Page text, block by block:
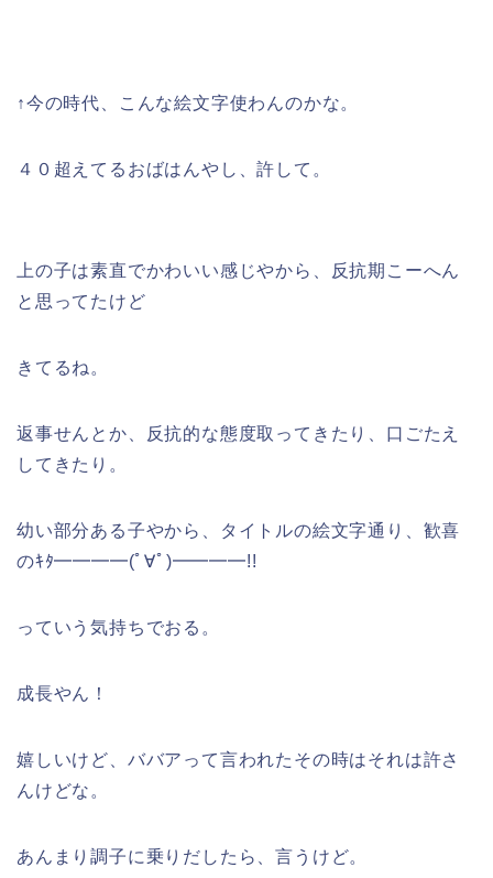
↑今の時代、こんな絵文字使わんのかな。
４０超えてるおばはんやし、許して。
上の子は素直でかわいい感じやから、反抗期こーへん
と思ってたけど
きてるね。
返事せんとか、反抗的な態度取ってきたり、口ごたえ
してきたり。
幼い部分ある子やから、タイトルの絵文字通り、歓喜
のｷﾀ━━━━(ﾟ∀ﾟ)━━━━!!
っていう気持ちでおる。
成長やん！
嬉しいけど、ババアって言われたその時はそれは許さ
んけどな。
あんまり調子に乗りだしたら、言うけど。